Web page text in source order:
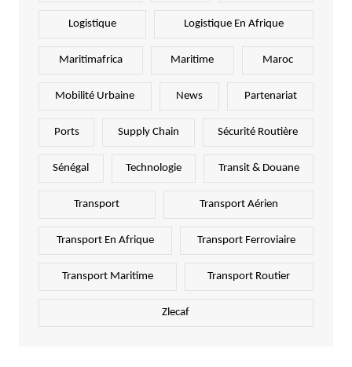
Logistique Logistique En Afrique
Maritimafrica Maritime Maroc
Mobilité Urbaine News Partenariat
Ports Supply Chain Sécurité Routière
Sénégal Technologie Transit & Douane
Transport Transport Aérien
Transport En Afrique Transport Ferroviaire
Transport Maritime Transport Routier
Zlecaf